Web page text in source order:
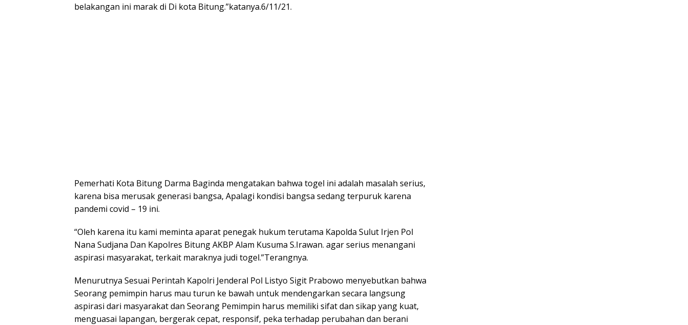
belakangan ini marak di Di kota Bitung.”katanya.6/11/21.
Pemerhati Kota Bitung Darma Baginda mengatakan bahwa togel ini adalah masalah serius,
karena bisa merusak generasi bangsa, Apalagi kondisi bangsa sedang terpuruk karena
pandemi covid – 19 ini.
“Oleh karena itu kami meminta aparat penegak hukum terutama Kapolda Sulut Irjen Pol
Nana Sudjana Dan Kapolres Bitung AKBP Alam Kusuma S.Irawan. agar serius menangani
aspirasi masyarakat, terkait maraknya judi togel.”Terangnya.
Menurutnya Sesuai Perintah Kapolri Jenderal Pol Listyo Sigit Prabowo menyebutkan bahwa
Seorang pemimpin harus mau turun ke bawah untuk mendengarkan secara langsung
aspirasi dari masyarakat dan Seorang Pemimpin harus memiliki sifat dan sikap yang kuat,
menguasai lapangan, bergerak cepat, responsif, peka terhadap perubahan dan berani